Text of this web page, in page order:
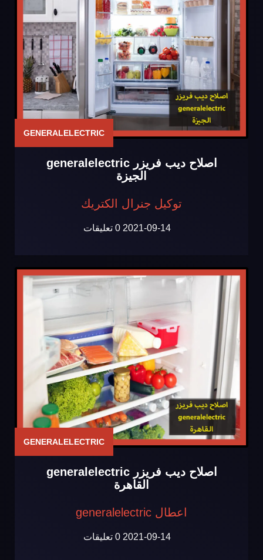
GENERALELECTRIC
اصلاح ديب فريزر generalelectric
الجيزة
توكيل جنرال الكتريك
2021-09-14 0 تعليقات
GENERALELECTRIC
اصلاح ديب فريزر generalelectric
القاهرة
اعطال generalelectric
2021-09-14 0 تعليقات